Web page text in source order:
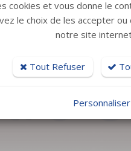
cookies et vous donne le
le choix de les accepter
notre site
Tout Refuser
Personnaliser